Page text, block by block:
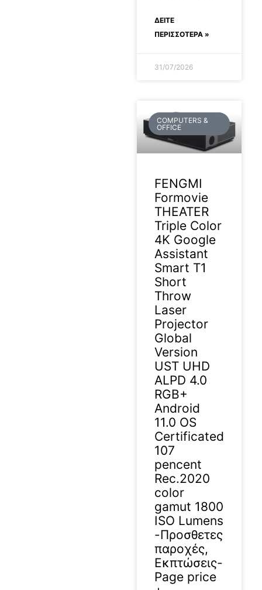
ΔΕΊΤΕ
ΠΕΡΙΣΣΟΤΕΡΑ »
31/07/2026
COMPUTERS &
OFFICE
FENGMI
Formovie
THEATER
Triple Color
4K Google
Assistant
Smart T1
Short
Throw
Laser
Projector
Global
Version
UST UHD
ALPD 4.0
RGB+
Android
11.0 OS
Certificated
107
pencent
Rec.2020
color
gamut 1800
ISO Lumens
-Προσθετες
παροχές,
Εκπτώσεις-
Page price